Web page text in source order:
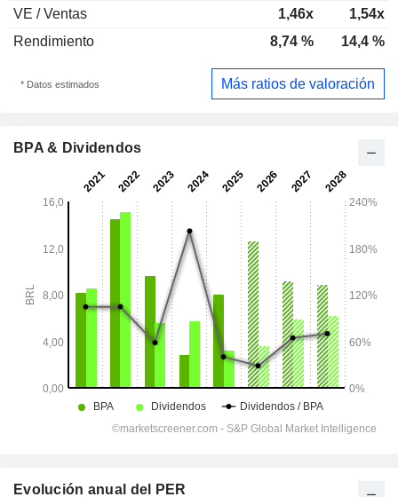
VE / Ventas 1,46x
1,54x
Rendimiento
8,74 % 14,4 %
* Datos estimados Más ratios de valoración
BPA & Dividendos
Evolución anual del PER